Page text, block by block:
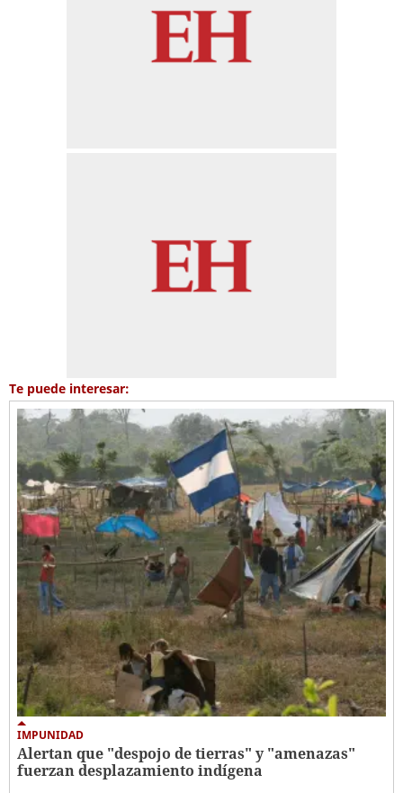
Te puede interesar:
IMPUNIDAD
Alertan que "despojo de tierras" y "amenazas"
fuerzan desplazamiento indígena